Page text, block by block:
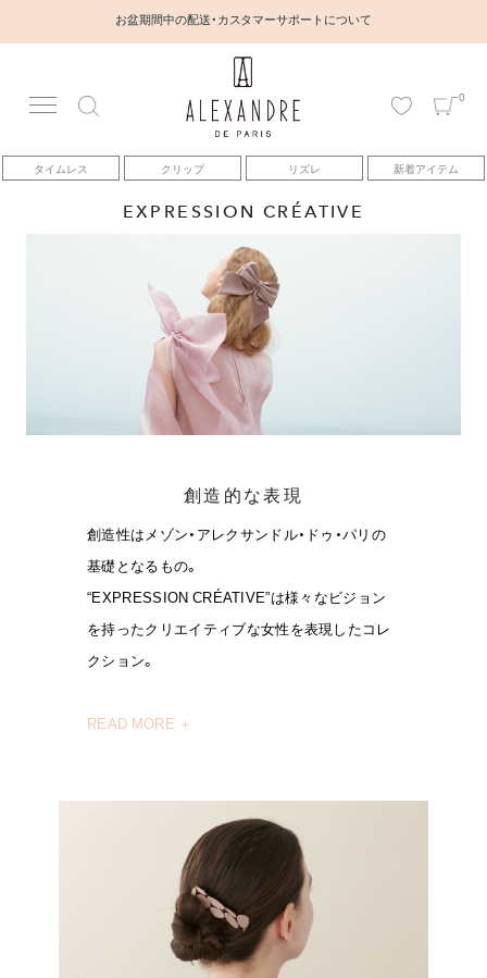
お盆期間中の配送・カスタマーサポートについて
0
タイムレス クリップ リズレ 新着アイテム
アカウント
アイテム
コレクション
ヘアアレンジ動画
クラフトマンシップ
ストア
EXPRESSION CRÉATIVE
創造的な表現
創造性はメゾン・アレクサンドル・ドゥ・パリの
基礎となるもの。
“EXPRESSION CRÉATIVE”は様々なビジョン
を持ったクリエイティブな女性を表現したコレ
クション。
READ MORE ＋